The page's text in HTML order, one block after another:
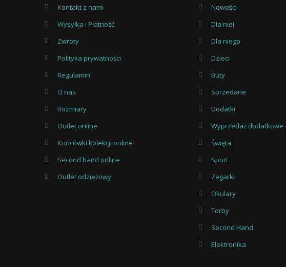
Kontakt z nami
Wysyłka i Płatność
Zwroty
Polityka prywatności
Regulamin
O nas
Rozmiary
Outlet online
Końcówki kolekcji online
Second hand online
Outlet odzieżowy
Nowości
Dla niej
Dla niego
Dzieci
Buty
Sprzedane
Dodatki
Wyprzedaż dodatkowe
Święta
Sport
Zegarki
Okulary
Torby
Second Hand
Elektronika